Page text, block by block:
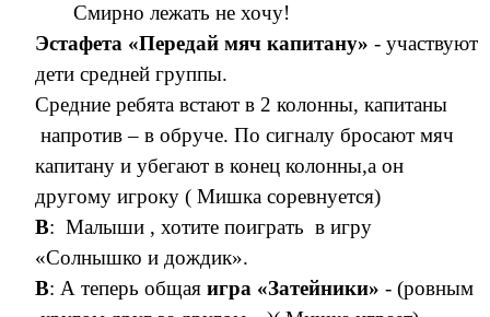
Смирно лежать не хочу!
Эстафета «Передай мяч капитану» - участвуют
дети средней группы.
Средние ребята встают в 2 колонны, капитаны
напротив – в обруче. По сигналу бросают мяч
капитану и убегают в конец колонны,а он
другому игроку ( Мишка соревнуется)
В: Малыши , хотите поиграть в игру
«Солнышко и дождик».
В: А теперь общая игра «Затейники» - (ровным